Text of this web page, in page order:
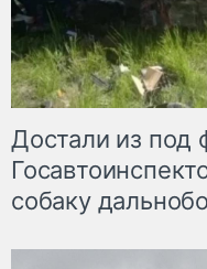
Достали из под
собаку